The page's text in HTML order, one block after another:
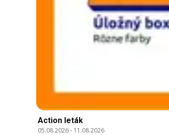
Action leták
05.08.2026- 11.08.2026